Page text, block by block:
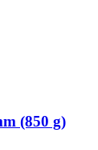
(850 g)